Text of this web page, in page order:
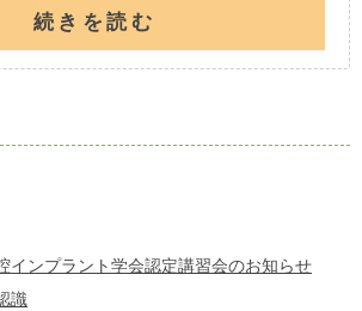
続きを読む
インプラント学会認定講習会のお知らせ
識